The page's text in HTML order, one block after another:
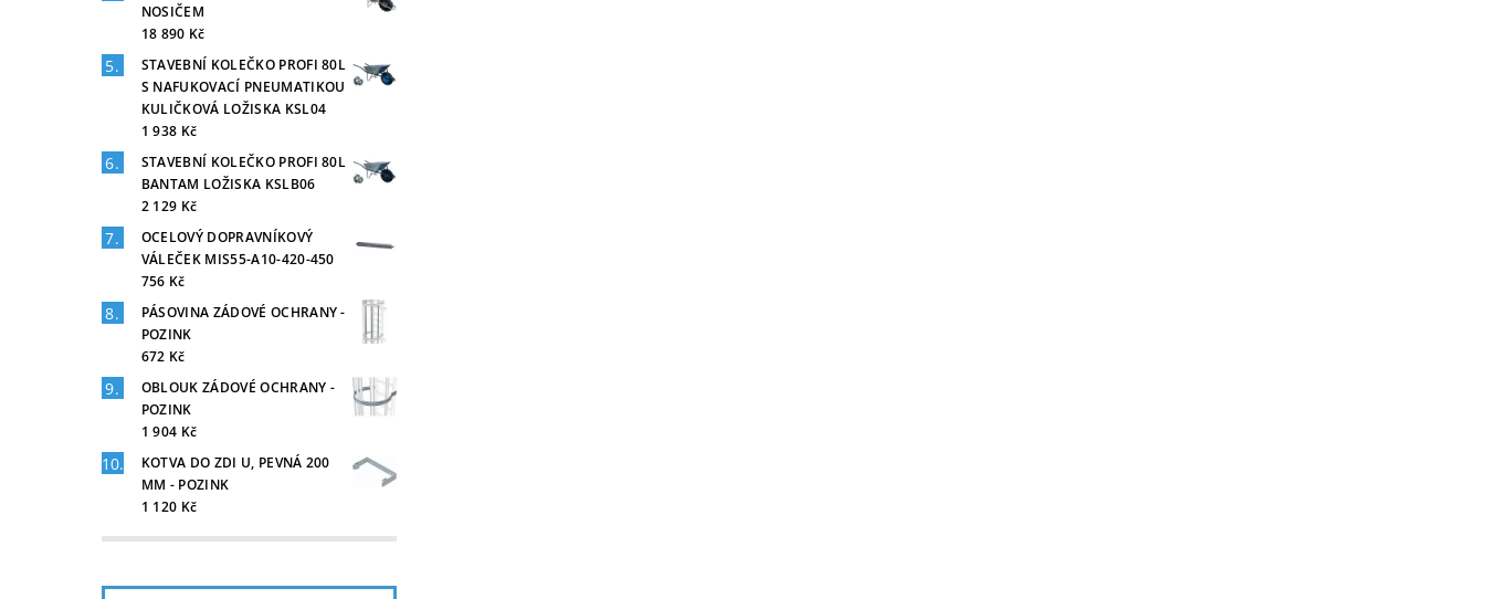
NOSIČEM
18 890 Kč
STAVEBNÍ KOLEČKO PROFI 80L
S NAFUKOVACÍ PNEUMATIKOU
KULIČKOVÁ LOŽISKA KSL04
1 938 Kč
STAVEBNÍ KOLEČKO PROFI 80L
BANTAM LOŽISKA KSLB06
2 129 Kč
OCELOVÝ DOPRAVNÍKOVÝ
VÁLEČEK MIS55-A10-420-450
756 Kč
PÁSOVINA ZÁDOVÉ OCHRANY -
POZINK
672 Kč
OBLOUK ZÁDOVÉ OCHRANY -
POZINK
1 904 Kč
KOTVA DO ZDI U, PEVNÁ 200
MM - POZINK
1 120 Kč